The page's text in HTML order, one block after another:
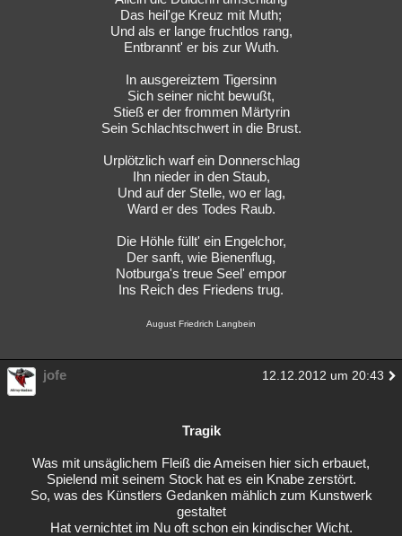
Das heil'ge Kreuz mit Muth;
Und als er lange fruchtlos rang,
Entbrannt' er bis zur Wuth.
In ausgereiztem Tigersinn
Sich seiner nicht bewußt,
Stieß er der frommen Märtyrin
Sein Schlachtschwert in die Brust.
Urplötzlich warf ein Donnerschlag
Ihn nieder in den Staub,
Und auf der Stelle, wo er lag,
Ward er des Todes Raub.
Die Höhle füllt' ein Engelchor,
Der sanft, wie Bienenflug,
Notburga's treue Seel' empor
Ins Reich des Friedens trug.
August Friedrich Langbein
jofe 12.12.2012 um 20:43
Tragik
Was mit unsäglichem Fleiß die Ameisen hier sich erbauet,
Spielend mit seinem Stock hat es ein Knabe zerstört.
So, was des Künstlers Gedanken mählich zum Kunstwerk
gestaltet
Hat vernichtet im Nu oft schon ein kindischer Wicht.